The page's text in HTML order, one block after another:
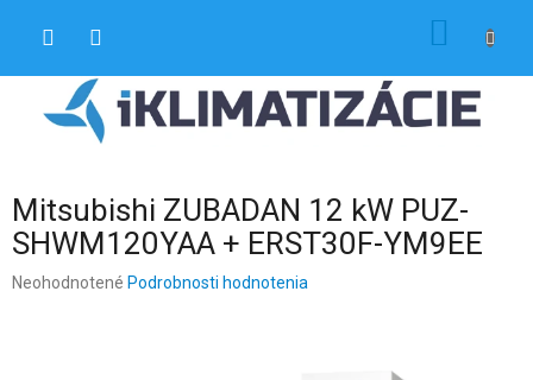
Mitsubishi ZUBADAN 12 kW PUZ-
SHWM120YAA + ERST30F-YM9EE
Priemerné
Neohodnotené Podrobnosti hodnotenia